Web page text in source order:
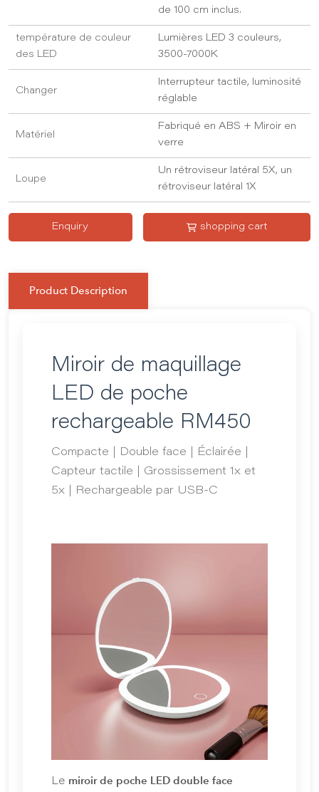
de 100 cm inclus.
température de couleur
des LED
Lumières LED 3 couleurs,
3500-7000K
Changer
Interrupteur tactile, luminosité
réglable
Matériel
Fabriqué en ABS + Miroir en
verre
Loupe
Un rétroviseur latéral 5X, un
rétroviseur latéral 1X
Enquiry shopping cart
Product Description
Miroir de maquillage
LED de poche
rechargeable RM450
Compacte | Double face | Éclairée |
Capteur tactile | Grossissement 1x et
5x | Rechargeable par USB-C
Le miroir de poche LED double face